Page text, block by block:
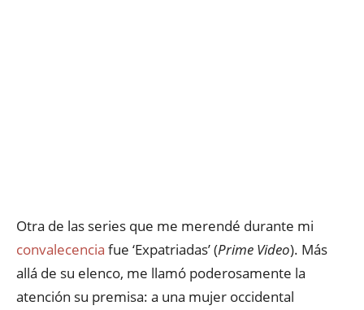
Otra de las series que me merendé durante mi
convalecencia fue ‘Expatriadas’ (Prime Video). Más
allá de su elenco, me llamó poderosamente la
atención su premisa: a una mujer occidental